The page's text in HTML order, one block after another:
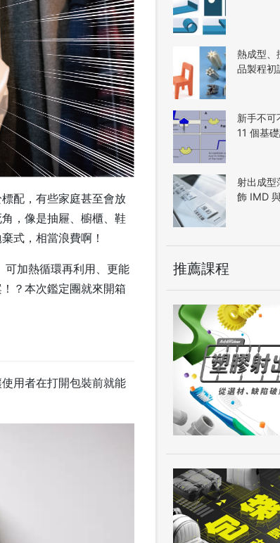
配，有些家庭甚至會放
，像是抽屜、櫥櫃、鞋
式，相當浪費啊！
可加熱循環再利用、更能
？本次鑑定團就來開箱
用者在打開包裝前就能
熱成型、
品製程初
新手不可
11 個基
射出成型
飾 IMD
推薦課程